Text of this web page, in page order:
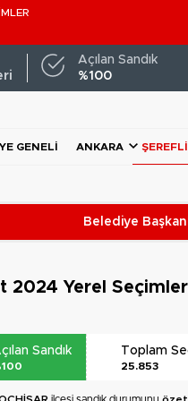
Açılan Sandık
%100
GENELI ANKARA
Belediye
2024 Yerel
Sandık Toplam
25.853
ilçesi sandık durumunu özet